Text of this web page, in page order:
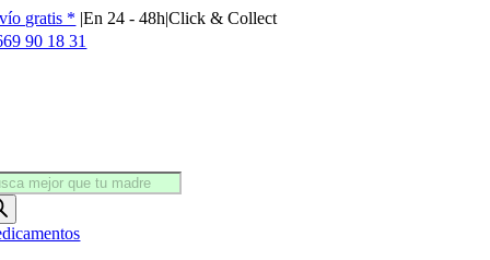
Saltar
al
gratis * |En 24 - 48h|Click & Collect
90 18 31